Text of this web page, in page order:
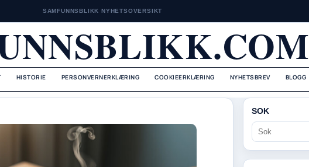
SAMFUNNSBLIKK NYHETSOVERSIKT
HISTORIE PERSONVERNERKLÆRING COOKIEERKLÆRING NYHETSBREV BLOGG
SOK